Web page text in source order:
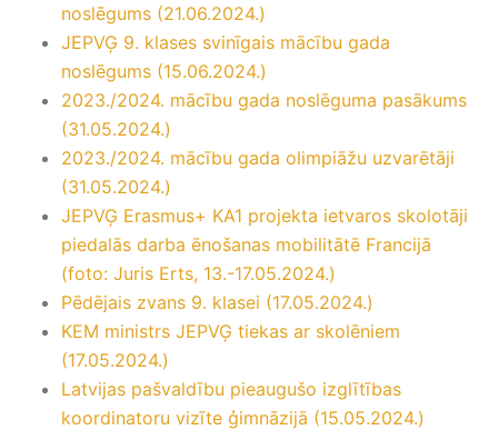
noslēgums (21.06.2024.)
JEPVĢ 9. klases svinīgais mācību gada
noslēgums (15.06.2024.)
2023./2024. mācību gada noslēguma pasākums
(31.05.2024.)
2023./2024. mācību gada olimpiāžu uzvarētāji
(31.05.2024.)
JEPVĢ Erasmus+ KA1 projekta ietvaros skolotāji
piedalās darba ēnošanas mobilitātē Francijā
(foto: Juris Erts, 13.-17.05.2024.)
Pēdējais zvans 9. klasei (17.05.2024.)
KEM ministrs JEPVĢ tiekas ar skolēniem
(17.05.2024.)
Latvijas pašvaldību pieaugušo izglītības
koordinatoru vizīte ģimnāzijā (15.05.2024.)